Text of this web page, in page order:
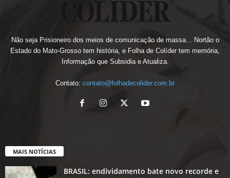
Não seja Prisioneiro dos meios de comunicação de massa... Nortão o
Estado do Mato-Grosso tem história, e Folha de Colíder tem memória,
Informação que Subsidia e Atualiza.
Contato: contato@folhadecolider.com.br
MAIS NOTÍCIAS
BRASIL: endividamento bate novo recorde e